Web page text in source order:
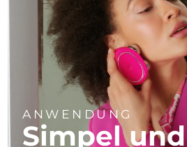
ANWENDUNG
Simpel und